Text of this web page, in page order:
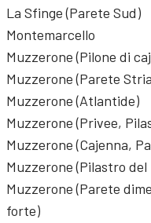
La Sfinge (Parete Sud)
Montemarcello
Muzzerone (Pilone di
Muzzerone (Parete
Muzzerone (Atlantide)
Muzzerone (Privee,
Muzzerone (Cajenna,
Muzzerone (Pilastro
Muzzerone (Parete
forte)